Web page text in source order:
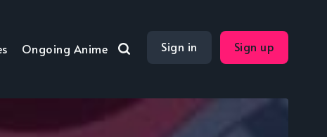
Ongoing Anime Sign in Sign up